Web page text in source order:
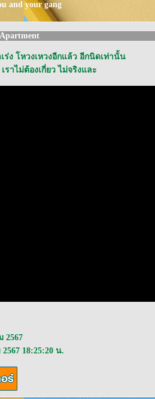
and your gang
ร่ง โหวงเหวงอีกแล้ว อีกนิดเท่านั้น
าไม่ต้องเกี่ยว ไม่จริงและ
2567
18:25:20 น.